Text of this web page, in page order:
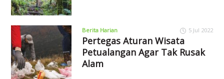
Berita Harian 5 Jul 2022
Pertegas Aturan Wisata
Petualangan Agar Tak Rusak
Alam